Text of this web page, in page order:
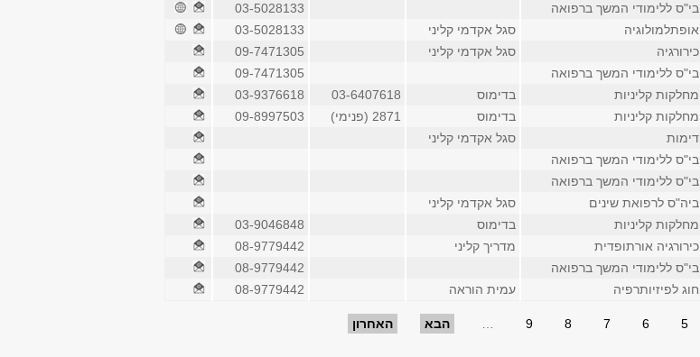
בי"ס ללימודי המשך ברפואה
03-5028133
אופתלמולוגיה סגל אקדמי קליני
03-5028133
כירורגיה סגל אקדמי קליני
09-7471305
בי"ס ללימודי המשך ברפואה
09-7471305
מחלקות קליניות בדימוס 03-6407618
03-9376618
מחלקות קליניות בדימוס 2871 (פנימי)
09-8997503
דימות
סגל אקדמי קליני
בי"ס ללימודי המשך ברפואה
בי"ס ללימודי המשך ברפואה
ביה"ס לרפואת שינים
סגל אקדמי קליני
מחלקות קליניות בדימוס
03-9046848
כירורגיה אורתופדית מדריך קליני
08-9779442
בי"ס ללימודי המשך ברפואה
08-9779442
חוג לפיזיותרפיה עמית הוראה 08-9779442
5
6
7
8
9 הבא האחרון